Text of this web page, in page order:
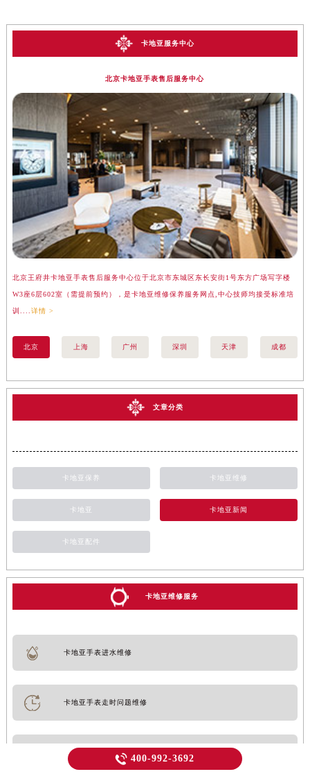
卡地亚服务中心
北京卡地亚手表售后服务中心
北京王府井卡地亚手表售后服务中心位于北京市东城区东长安街1号东方广场写字楼
W3座6层602室（需提前预约），是卡地亚维修保养服务网点,中心技师均接受标准培
训.... 详情 >
北京 上海 广州 深圳 天津 成都
文章分类
卡地亚保养 卡地亚维修
卡地亚 卡地亚新闻
卡地亚配件
卡地亚维修服务
卡地亚手表进水维修
卡地亚手表走时问题维修
卡地亚手表检测服务
 400-992-3692